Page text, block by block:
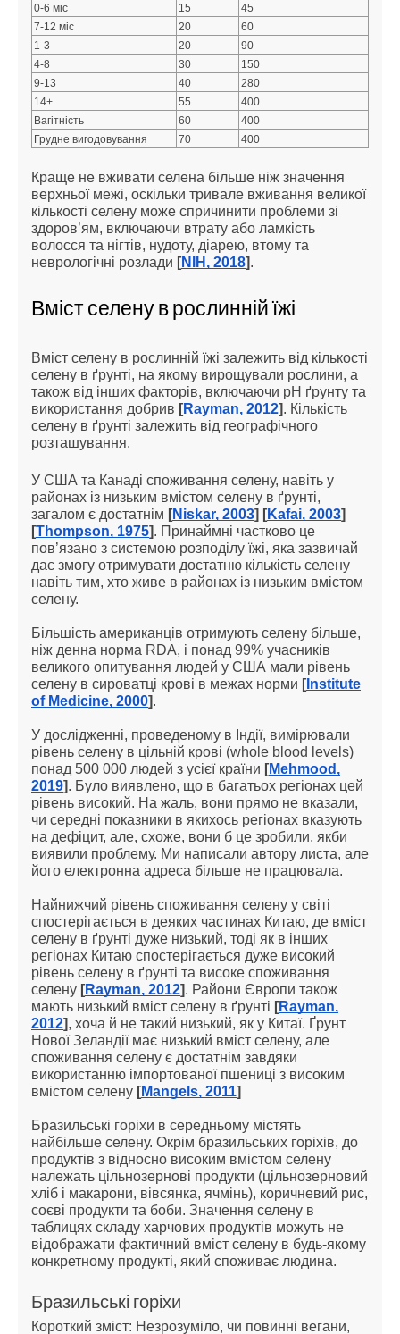
0-6 міс
15
45
7-12 міс
20
60
1-3
20
90
4-8
30
150
9-13
40
280
14+
55
400
Вагітність
60
400
Грудне вигодовування
70 400
Краще не вживати селена більше ніж значення
верхньої межі, оскільки тривале вживання великої
кількості селену може спричинити проблеми зі
здоров’ям, включаючи втрату або ламкість
волосся та нігтів, нудоту, діарею, втому та
неврологічні розлади [NIH, 2018].
Вміст селену в рослинній їжі
Вміст селену в рослинній їжі залежить від кількості
селену в ґрунті, на якому вирощували рослини, а
також від інших факторів, включаючи pH ґрунту та
використання добрив [Rayman, 2012]. Кількість
селену в ґрунті залежить від географічного
розташування.
У США та Канаді споживання селену, навіть у
районах із низьким вмістом селену в ґрунті,
загалом є достатнім [Niskar, 2003] [Kafai, 2003]
[Thompson, 1975]. Принаймні частково це
пов’язано з системою розподілу їжі, яка зазвичай
дає змогу отримувати достатню кількість селену
навіть тим, хто живе в районах із низьким вмістом
селену.
Більшість американців отримують селену більше,
ніж денна норма RDA, і понад 99% учасників
великого опитування людей у ​​США мали рівень
селену в сироватці крові в межах норми [Institute
of Medicine, 2000].
У дослідженні, проведеному в Індії, вимірювали
рівень селену в цільній крові (whole blood levels)
понад 500 000 людей з усієї країни [Mehmood,
2019]. Було виявлено, що в багатьох регіонах цей
рівень високий. На жаль, вони прямо не вказали,
чи середні показники в якихось регіонах вказують
на дефіцит, але, схоже, вони б це зробили, якби
виявили проблему. Ми написали автору листа, але
його електронна адреса більше не працювала.
Найнижчий рівень споживання селену у світі
спостерігається в деяких частинах Китаю, де вміст
селену в ґрунті дуже низький, тоді як в інших
регіонах Китаю спостерігається дуже високий
рівень селену в ґрунті та високе споживання
селену [Rayman, 2012]. Райони Європи також
мають низький вміст селену в ґрунті [Rayman,
2012], хоча й не такий низький, як у Китаї. Ґрунт
Нової Зеландії має низький вміст селену, але
споживання селену є достатнім завдяки
використанню імпортованої пшениці з високим
вмістом селену [Mangels, 2011]
Бразильські горіхи в середньому містять
найбільше селену. Окрім бразильських горіхів, до
продуктів з відносно високим вмістом селену
належать цільнозернові продукти (цільнозерновий
хліб і макарони, вівсянка, ячмінь), коричневий рис,
соєві продукти та боби. Значення селену в
таблицях складу харчових продуктів можуть не
відображати фактичний вміст селену в будь-якому
конкретному продукті, який споживає людина.
Бразильські горіхи
Короткий зміст: Незрозуміло, чи повинні вегани,